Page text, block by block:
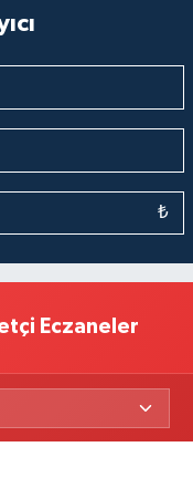
₺
Eczaneler